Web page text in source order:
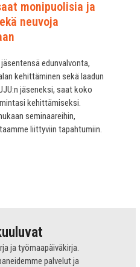
monipuolisia ja
neuvoja
edunvalvonta,
kehittäminen sekä laadun
jäseneksi, saat koko
kehittämiseksi.
seminaareihin,
liittyviin tapahtumiin.
ja työmaapäiväkirja.
palvelut ja